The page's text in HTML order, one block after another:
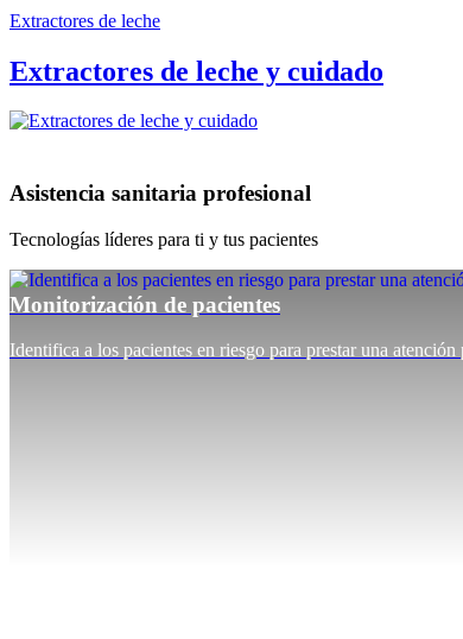
Extractores de leche
Extractores de leche y cuidado
Asistencia sanitaria profesional
Tecnologías líderes para ti y tus pacientes
Monitorización de pacientes
Identifica a los pacientes en riesgo para prestar una atención